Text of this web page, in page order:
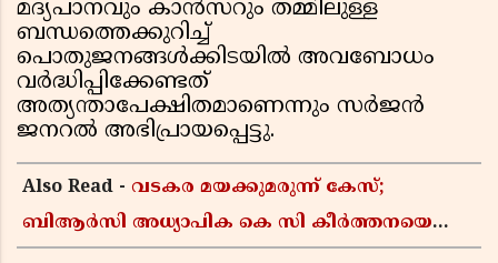
മദ്യപാനവും കാന്‍സറും തമ്മിലുള്ള
ബന്ധത്തെക്കുറിച്ച്
പൊതുജനങ്ങള്‍ക്കിടയില്‍ അവബോധം
വര്‍ദ്ധിപ്പിക്കേണ്ടത്
അത്യന്താപേക്ഷിതമാണെന്നും സര്‍ജന്‍
ജനറല്‍ അഭിപ്രായപ്പെട്ടു.
Also Read - വടകര മയക്കുമരുന്ന് കേസ്;
ബിആർസി അധ്യാപിക കെ സി കീർത്തനയെ